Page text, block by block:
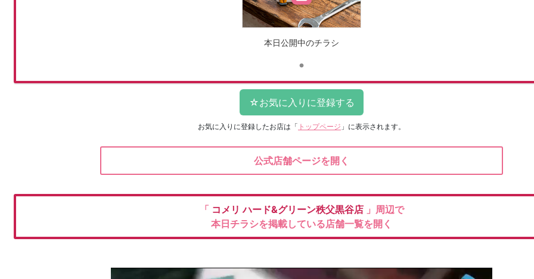
本日公開中のチラシ
お気に入りに登録したお店は 「 トップページ 」に表示されます。
公式店舗ページを開く
「 コメリハード&グリーン秩父黒谷店 」周辺で
本日チラシを掲載している店舗一覧を開く